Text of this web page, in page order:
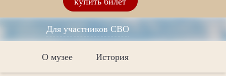
Для участников СВО
О музее История